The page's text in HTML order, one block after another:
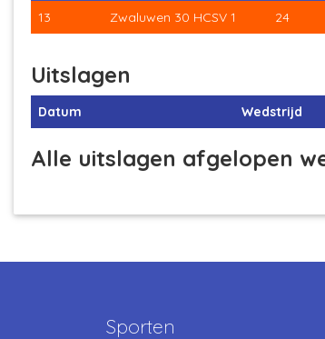
13
Zwaluwen 30 HCSV 1 24
Uitslagen
Datum Wedstrijd
Alle uitslagen afgelopen
Sporten